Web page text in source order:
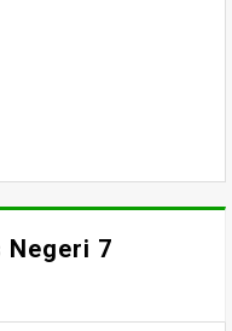
Negeri 7